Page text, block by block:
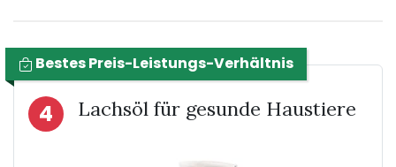
Bestes Preis-Leistungs-Verhältnis
4 Lachsöl für gesunde Haustiere